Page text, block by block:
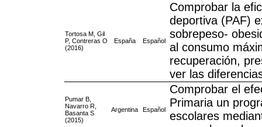
Tortosa M, Gil
P, Contreras O
(2016)
España Español
Comprobar la
deportiva (PAF)
sobrepeso-
al consumo
recuperación,
ver las
Pumar B,
Navarro R,
Basanta S
(2015)
Argentina Español
Comprobar el
Primaria un
escolares